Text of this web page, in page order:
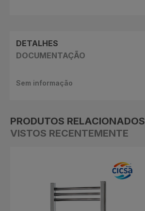
DETALHES
DOCUMENTAÇÃO
Sem informação
PRODUTOS RELACIONADOS
VISTOS RECENTEMENTE